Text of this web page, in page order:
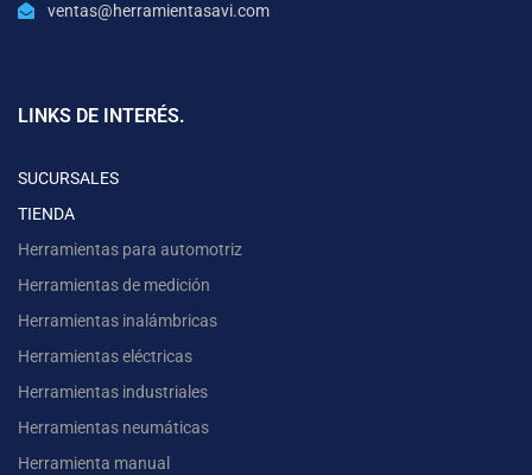
ventas@herramientasavi.com
LINKS DE INTERÉS.
SUCURSALES
TIENDA
Herramientas para automotriz
Herramientas de medición
Herramientas inalámbricas
Herramientas eléctricas
Herramientas industriales
Herramientas neumáticas
Herramienta manual